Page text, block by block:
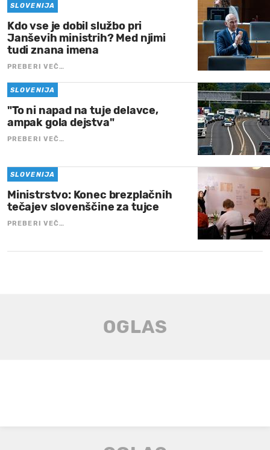
SLOVENIJA
Kdo vse je dobil službo pri
Janševih ministrih? Med njimi
tudi znana imena
PREBERI VEČ…
SLOVENIJA
"To ni napad na tuje delavce,
ampak gola dejstva"
PREBERI VEČ…
SLOVENIJA
Ministrstvo: Konec brezplačnih
tečajev slovenščine za tujce
PREBERI VEČ…